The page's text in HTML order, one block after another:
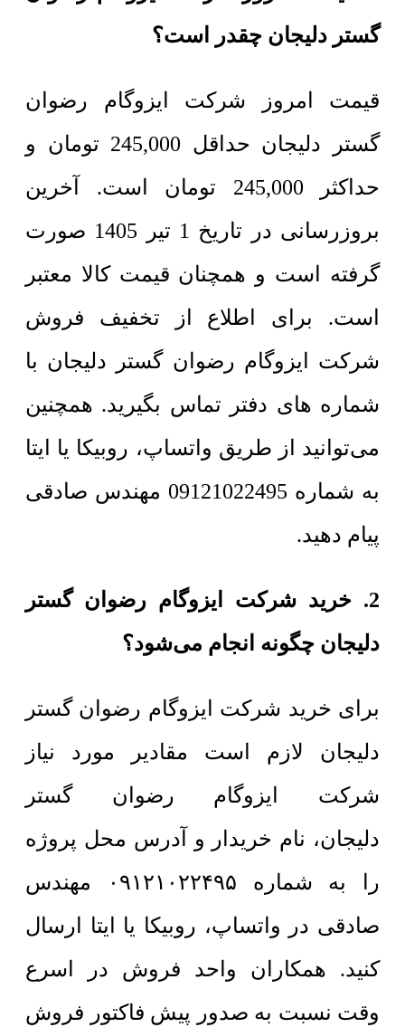
گستر دلیجان چقدر است؟
قیمت امروز شرکت ایزوگام رضوان
گستر دلیجان حداقل 245,000 تومان و
حداکثر 245,000 تومان است. آخرین
بروزرسانی در تاریخ 1 تیر 1405 صورت
گرفته است و همچنان قیمت کالا معتبر
است. برای اطلاع از تخفیف فروش
شرکت ایزوگام رضوان گستر دلیجان با
شماره های دفتر تماس بگیرید. همچنین
می‌توانید از طریق واتساپ، روبیکا یا ایتا
به شماره 09121022495 مهندس صادقی
پیام دهید.
2. خرید شرکت ایزوگام رضوان گستر
دلیجان چگونه انجام می‌شود؟
برای خرید شرکت ایزوگام رضوان گستر
دلیجان لازم است مقادیر مورد نیاز
شرکت ایزوگام رضوان گستر
دلیجان، نام خریدار و آدرس محل پروژه
را به شماره ۰۹۱۲۱۰۲۲۴۹۵ مهندس
صادقی در واتساپ، روبیکا یا ایتا ارسال
کنید. همکاران واحد فروش در اسرع
وقت نسبت به صدور پیش فاکتور فروش